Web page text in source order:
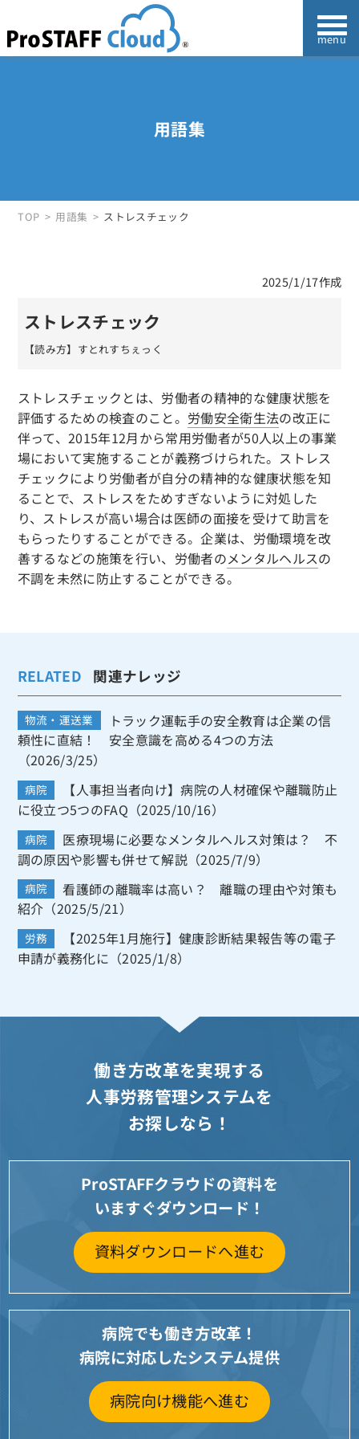
用語集
TOP 用語集 ストレスチェック
2025/1/17作成
ストレスチェック
【読み方】すとれすちぇっく
ストレスチェックとは、労働者の精神的な健康状態を
評価するための検査のこと。 労働安全衛生法の改正に
伴って、2015年12月から常用労働者が50人以上の事業
場において実施することが義務づけられた。ストレス
チェックにより労働者が自分の精神的な健康状態を知
ることで、ストレスをためすぎないように対処した
り、ストレスが高い場合は医師の面接を受けて助言を
もらったりすることができる。企業は、労働環境を改
善するなどの施策を行い、労働者のメンタルヘルスの
不調を未然に防止することができる。
RELATED 関連ナレッジ
物流・運送業
トラック運転手の安全教育は企業の信
頼性に直結！ 安全意識を高める4つの方法
（2026/3/25）
病院
【人事担当者向け】病院の人材確保や離職防止
に役立つ5つのFAQ（2025/10/16）
病院
医療現場に必要なメンタルヘルス対策は？ 不
調の原因や影響も併せて解説（2025/7/9）
病院
看護師の離職率は高い？ 離職の理由や対策も
紹介（2025/5/21）
労務
【2025年1月施行】健康診断結果報告等の電子
申請が義務化に（2025/1/8）
働き方改革を実現する
人事労務管理システムを
お探しなら！
ProSTAFFクラウドの資料を
いますぐダウンロード！
資料ダウンロードへ進む
病院でも働き方改革！
病院に対応したシステム提供
病院向け機能へ進む